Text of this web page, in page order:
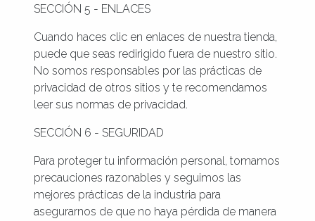
SECCIÓN 5 - ENLACES
Cuando haces clic en enlaces de nuestra tienda,
puede que seas redirigido fuera de nuestro sitio.
No somos responsables por las prácticas de
privacidad de otros sitios y te recomendamos
leer sus normas de privacidad.
SECCIÓN 6 - SEGURIDAD
Para proteger tu información personal, tomamos
precauciones razonables y seguimos las
mejores prácticas de la industria para
asegurarnos de que no haya pérdida de manera